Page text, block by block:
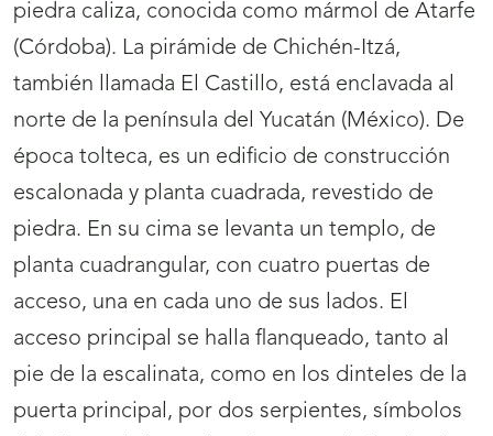
piedra caliza, conocida como mármol de Atarfe
(Córdoba). La pirámide de Chichén-Itzá,
también llamada El Castillo, está enclavada al
norte de la península del Yucatán (México). De
época tolteca, es un edificio de construcción
escalonada y planta cuadrada, revestido de
piedra. En su cima se levanta un templo, de
planta cuadrangular, con cuatro puertas de
acceso, una en cada uno de sus lados. El
acceso principal se halla flanqueado, tanto al
pie de la escalinata, como en los dinteles de la
puerta principal, por dos serpientes, símbolos